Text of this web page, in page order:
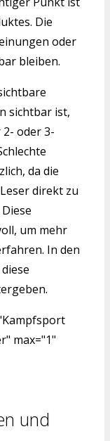
Die
oder
bleiben.
sichtbar ist,
oder 3-
da die
direkt zu
um mehr
In den
max="1"
und